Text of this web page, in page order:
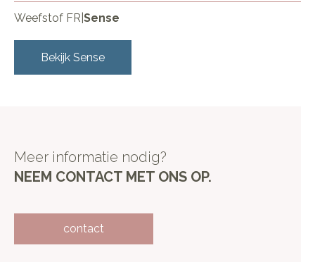
Weefstof FR Sense
Bekijk Sense
Meer informatie nodig?
NEEM CONTACT MET ONS OP.
contact